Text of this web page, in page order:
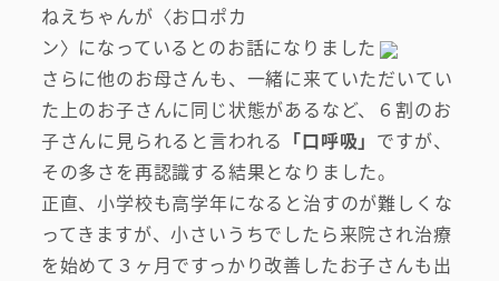
ねえちゃんが〈お口ポカ
ン〉になっているとのお話になりました
さらに他のお母さんも、一緒に来ていただいてい
た上のお子さんに同じ状態があるなど、６割のお
子さんに見られると言われる 「口呼吸」 ですが、
その多さを再認識する結果となりました。
正直、小学校も高学年になると治すのが難しくな
ってきますが、小さいうちでしたら来院され治療
を始めて３ヶ月ですっかり改善したお子さんも出